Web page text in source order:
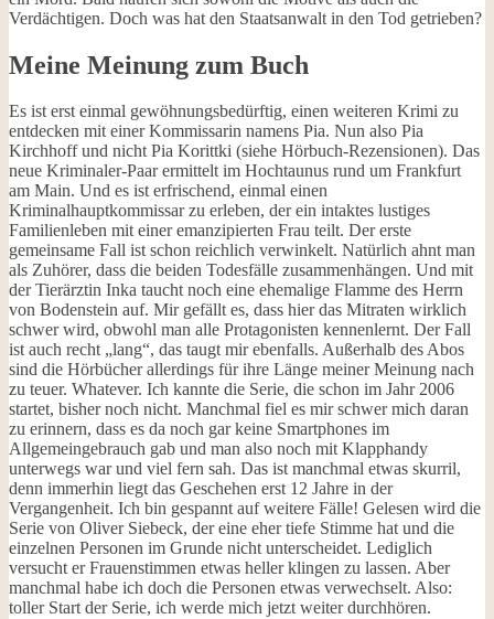
Verdächtigen. Doch was hat den Staatsanwalt in den Tod getrieben?
Meine Meinung zum Buch
Es ist erst einmal gewöhnungsbedürftig, einen weiteren Krimi zu
entdecken mit einer Kommissarin namens Pia. Nun also Pia
Kirchhoff und nicht Pia Korittki (siehe Hörbuch-Rezensionen). Das
neue Kriminaler-Paar ermittelt im Hochtaunus rund um Frankfurt
am Main. Und es ist erfrischend, einmal einen
Kriminalhauptkommissar zu erleben, der ein intaktes lustiges
Familienleben mit einer emanzipierten Frau teilt. Der erste
gemeinsame Fall ist schon reichlich verwinkelt. Natürlich ahnt man
als Zuhörer, dass die beiden Todesfälle zusammenhängen. Und mit
der Tierärztin Inka taucht noch eine ehemalige Flamme des Herrn
von Bodenstein auf. Mir gefällt es, dass hier das Mitraten wirklich
schwer wird, obwohl man alle Protagonisten kennenlernt. Der Fall
ist auch recht „lang“, das taugt mir ebenfalls. Außerhalb des Abos
sind die Hörbücher allerdings für ihre Länge meiner Meinung nach
zu teuer. Whatever. Ich kannte die Serie, die schon im Jahr 2006
startet, bisher noch nicht. Manchmal fiel es mir schwer mich daran
zu erinnern, dass es da noch gar keine Smartphones im
Allgemeingebrauch gab und man also noch mit Klapphandy
unterwegs war und viel fern sah. Das ist manchmal etwas skurril,
denn immerhin liegt das Geschehen erst 12 Jahre in der
Vergangenheit. Ich bin gespannt auf weitere Fälle! Gelesen wird die
Serie von Oliver Siebeck, der eine eher tiefe Stimme hat und die
einzelnen Personen im Grunde nicht unterscheidet. Lediglich
versucht er Frauenstimmen etwas heller klingen zu lassen. Aber
manchmal habe ich doch die Personen etwas verwechselt. Also:
toller Start der Serie, ich werde mich jetzt weiter durchhören.